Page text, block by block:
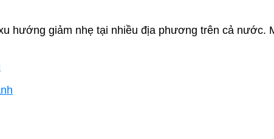
hướng giảm nhẹ tại nhiều địa phương trên cả nước.